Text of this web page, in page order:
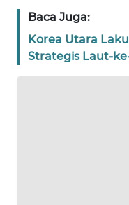
Baca Juga:
Korea Utara
Strategis Laut-
SUMUT
WN